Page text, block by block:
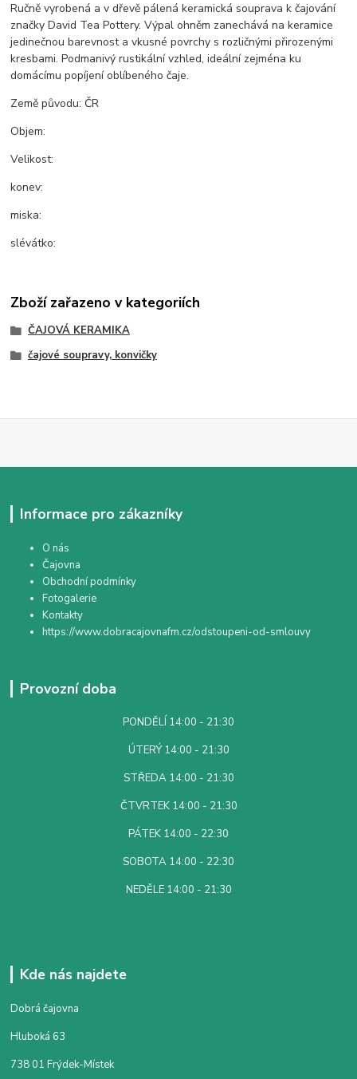
Ručně vyrobená a v dřevě pálená keramická souprava k čajování
značky David Tea Pottery. Výpal ohněm zanechává na keramice
jedinečnou barevnost a vkusné povrchy s rozličnými přirozenými
kresbami. Podmanivý rustikální vzhled, ideální zejména ku
domácímu popíjení oblíbeného čaje.
Země původu: ČR
Objem:
Velikost:
konev:
miska:
slévátko:
Zboží zařazeno v kategoriích
ČAJOVÁ KERAMIKA
čajové soupravy, konvičky
Informace pro zákazníky
O nás
Čajovna
Obchodní podmínky
Fotogalerie
Kontakty
https://www.dobracajovnafm.cz/odstoupeni-od-smlouvy
Provozní doba
PONDĚLÍ 14:00 - 21:30
ÚTERÝ 14:00 - 21:30
STŘEDA 14:00 - 21:30
ČTVRTEK 14:00 - 21:30
PÁTEK 14:00 - 22:30
SOBOTA 14:00 - 22:30
NEDĚLE 14:00 - 21:30
Kde nás najdete
Dobrá čajovna
Hluboká 63
738 01 Frýdek-Místek